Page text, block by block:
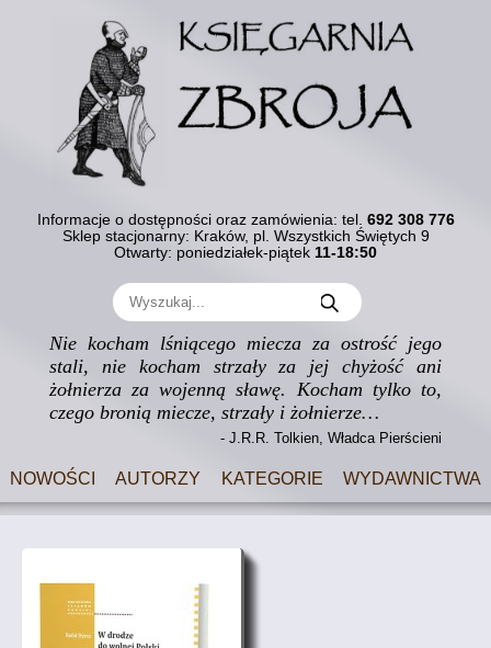
Informacje o dostępności oraz zamówienia: tel. 692 308 776
Sklep stacjonarny: Kraków, pl. Wszystkich Świętych 9
Otwarty: poniedziałek-piątek 11-18:50
Nie kocham lśniącego miecza za ostrość jego
stali, nie kocham strzały za jej chyżość ani
żołnierza za wojenną sławę. Kocham tylko to,
czego bronią miecze, strzały i żołnierze…
- J.R.R. Tolkien, Władca Pierścieni
Nowości Autorzy Kategorie Wydawnictwa